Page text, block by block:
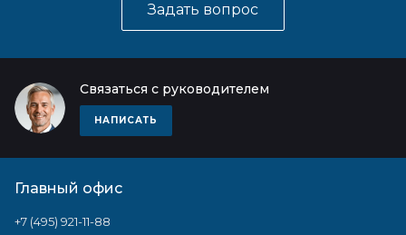
Задать вопрос
Связаться с руководителем
НАПИСАТЬ
Главный офис
+7 (495) 921-11-88